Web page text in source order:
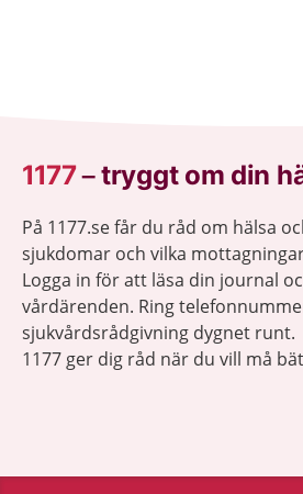
1177–tryggt om din
På 1177.se får du råd om hälsa
sjukdomar och vilka
Logga in för att läsa din journal
vårdärenden. Ring
sjukvårdsrådgivning dygnet runt.
1177 ger dig råd när du vill må